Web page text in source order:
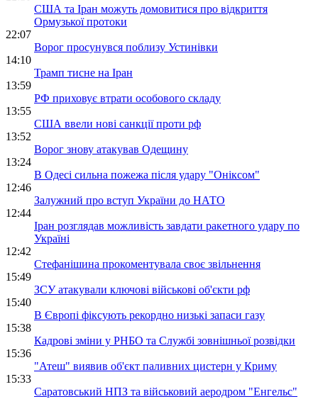
США та Іран можуть домовитися про відкриття
Ормузької протоки
22:07
Ворог просунувся поблизу Устинівки
14:10
Трамп тисне на Іран
13:59
РФ приховує втрати особового складу
13:55
США ввели нові санкції проти рф
13:52
Ворог знову атакував Одещину
13:24
В Одесі сильна пожежа після удару "Оніксом"
12:46
Залужний про вступ України до НАТО
12:44
Іран розглядав можливість завдати ракетного удару по
Україні
12:42
Стефанішина прокоментувала своє звільнення
15:49
ЗСУ атакували ключові військові об'єкти рф
15:40
В Європі фіксують рекордно низькі запаси газу
15:38
Кадрові зміни у РНБО та Службі зовнішньої розвідки
15:36
"Атеш" виявив об'єкт паливних цистерн у Криму
15:33
Саратовський НПЗ та військовий аеродром "Енгельс"